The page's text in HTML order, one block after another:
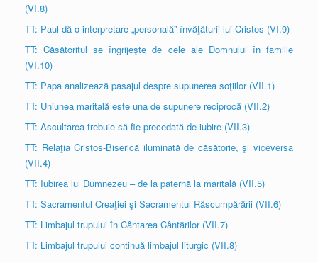
(VI.8)
TT: Paul dă o interpretare „personală” învăţăturii lui Cristos (VI.9)
TT: Căsătoritul se îngrijeşte de cele ale Domnului în familie
(VI.10)
TT: Papa analizează pasajul despre supunerea soţiilor (VII.1)
TT: Uniunea maritală este una de supunere reciprocă (VII.2)
TT: Ascultarea trebuie să fie precedată de iubire (VII.3)
TT: Relaţia Cristos-Biserică iluminată de căsătorie, şi viceversa
(VII.4)
TT: Iubirea lui Dumnezeu – de la paternă la maritală (VII.5)
TT: Sacramentul Creaţiei şi Sacramentul Răscumpărării (VII.6)
TT: Limbajul trupului în Cântarea Cântărilor (VII.7)
TT: Limbajul trupului continuă limbajul liturgic (VII.8)